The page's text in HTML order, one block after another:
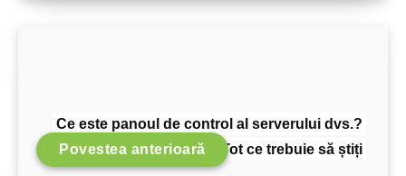
Ce este panoul de control al serverului dvs.?
Tot ce trebuie să știți
Povestea anterioară